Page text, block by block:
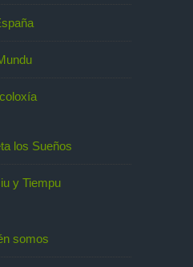
los Sueños
y Tiempu
somos